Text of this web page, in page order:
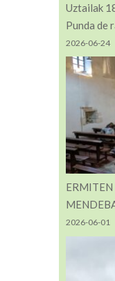
Uztailak
Punda de
2026-06-24
2026-06-01